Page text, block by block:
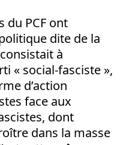
du PCF ont
dite de la
à
« social-fasciste »,
d’action
face aux
dont
dans la masse